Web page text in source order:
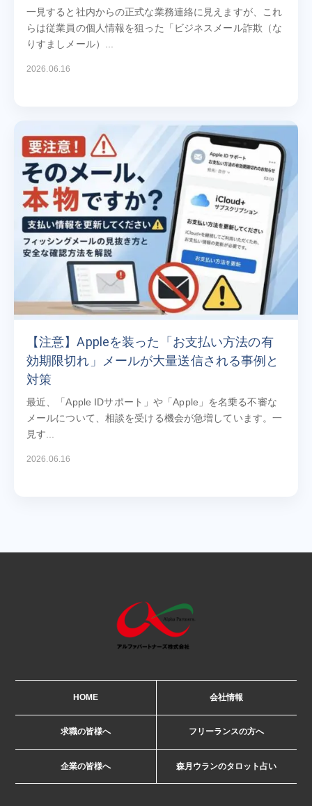
一見すると社内からの正式な業務連絡に見えますが、これ
らは従業員の個人情報を狙った「ビジネスメール詐欺（な
りすましメール）...
2026.06.16
【注意】Appleを装った「お支払い方法の有
効期限切れ」メールが大量送信される事例と
対策
最近、「Apple IDサポート」や「Apple」を名乗る不審な
メールについて、相談を受ける機会が急増しています。一
見す...
2026.06.16
HOME 会社情報
求職の皆様へ フリーランスの方へ
企業の皆様へ 森月ウランのタロット占い